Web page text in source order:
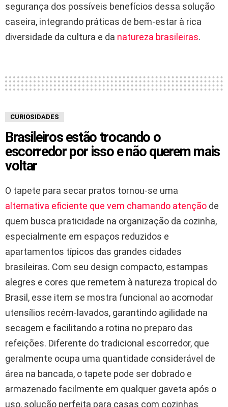
segurança dos possíveis benefícios dessa solução
caseira, integrando práticas de bem-estar à rica
diversidade da cultura e da natureza brasileiras.
CURIOSIDADES
Brasileiros estão trocando o
escorredor por isso e não querem mais
voltar
O tapete para secar pratos tornou-se uma
alternativa eficiente que vem chamando atenção de
quem busca praticidade na organização da cozinha,
especialmente em espaços reduzidos e
apartamentos típicos das grandes cidades
brasileiras. Com seu design compacto, estampas
alegres e cores que remetem à natureza tropical do
Brasil, esse item se mostra funcional ao acomodar
utensílios recém-lavados, garantindo agilidade na
secagem e facilitando a rotina no preparo das
refeições. Diferente do tradicional escorredor, que
geralmente ocupa uma quantidade considerável de
área na bancada, o tapete pode ser dobrado e
armazenado facilmente em qualquer gaveta após o
uso, solução perfeita para casas com cozinhas